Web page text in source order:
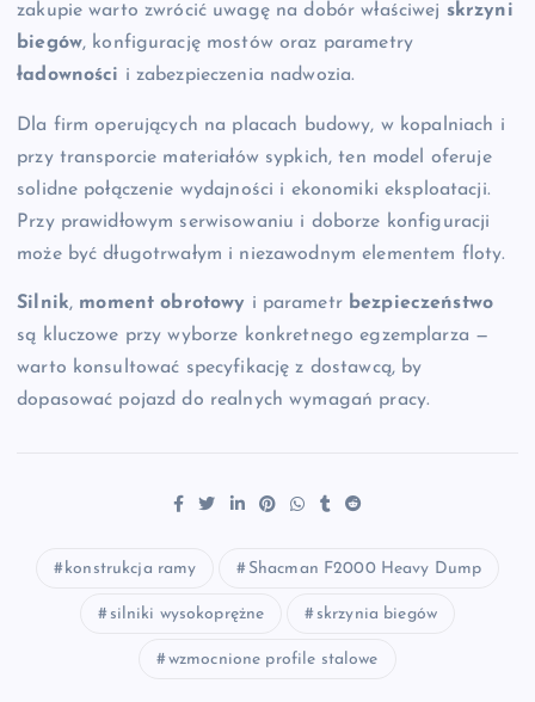
zakupie warto zwrócić uwagę na dobór właściwej skrzyni
biegów, konfigurację mostów oraz parametry
ładowności i zabezpieczenia nadwozia.
Dla firm operujących na placach budowy, w kopalniach i
przy transporcie materiałów sypkich, ten model oferuje
solidne połączenie wydajności i ekonomiki eksploatacji.
Przy prawidłowym serwisowaniu i doborze konfiguracji
może być długotrwałym i niezawodnym elementem floty.
Silnik, moment obrotowy i parametr bezpieczeństwo
są kluczowe przy wyborze konkretnego egzemplarza —
warto konsultować specyfikację z dostawcą, by
dopasować pojazd do realnych wymagań pracy.
konstrukcja ramy Shacman F2000 Heavy Dump
silniki wysokoprężne skrzynia biegów
wzmocnione profile stalowe